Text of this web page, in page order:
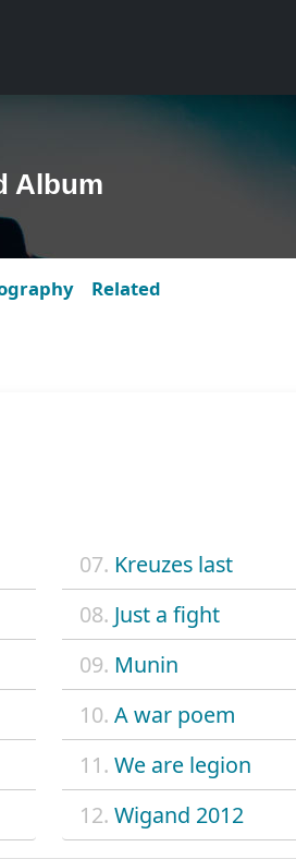
Album
Related
07. Kreuzes last
08. Just a fight
09. Munin
10. A war poem
11. We are legion
12. Wigand 2012